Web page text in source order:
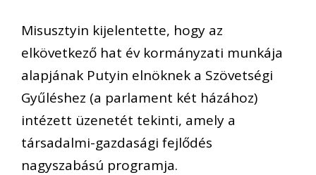
Misusztyin kijelentette, hogy az
elkövetkező hat év kormányzati munkája
alapjának Putyin elnöknek a Szövetségi
Gyűléshez (a parlament két házához)
intézett üzenetét tekinti, amely a
társadalmi-gazdasági fejlődés
nagyszabású programja.